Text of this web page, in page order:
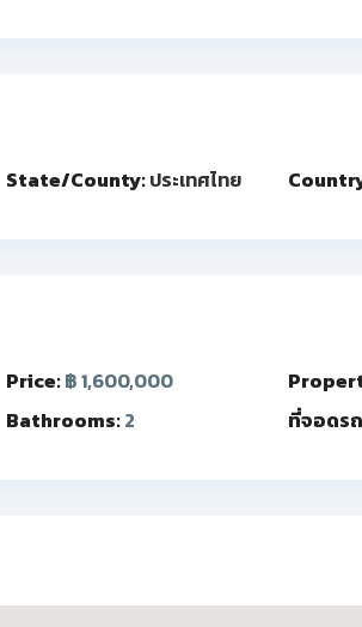
State/County:ประเทศไทย
Price:฿ 1,600,000
Bathrooms:2 ที่จอดร